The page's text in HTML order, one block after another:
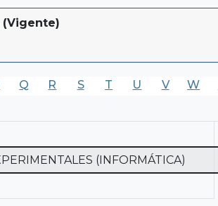
(Vigente)
Q R S T U V W
(INFORMÁTICA)